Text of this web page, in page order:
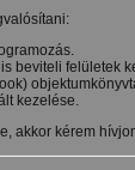
beviteli felületek
kezelése.
akkor kérem